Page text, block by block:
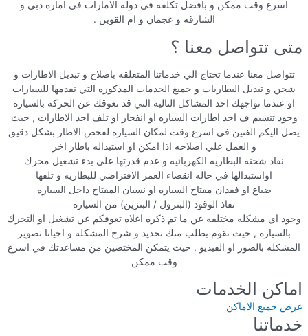
اسرع وقت ممكن و بافضل تكلفه في دوله الامارات في اماره دبي و
الشارقه و عجمان و ام القوين .
متى تتواصل معنا ؟
تتواصل معنا عندما تحتاج الي خدماتنا المتعلقه باصلاح و تبديل الاطارات و
شحن و تبديل البطاريات و جميع الخدمات المذكوره التي نقدمها للسيارات
او عندما تواجهك احد المشاكل التاليه التي قد تعوقك عن الحركه بالسياره
وجود تنسيم ف احد اطارات السياره او انفجار او تلف احد الاطارات , حيث
يصل اليكم الفنين في اسرع وقت لمكان السياره لفحص الاطار بشكل دقيق
و العمل علي اصلاحه اذا امكن او استبداله باطار اخر
نفاذ شحنه البطاريه الكهربائيه و عدم قدرتها علي بدء تشغيل محرك
اواستبدالها في حاله انقضاء العمر الافتراضي للبطاريه و تلفها
ضياع او فقدان مفتاح السياره او نسيان المفتاح داخل السياره
نفاذ الوقود (البترول / البنزين) من السياره
وجود اي مشكله مختلفه عن ما تم ذكره اعلاه تعوقكم عن تشغيل او التحرك
بالسياره , حيث نقوم بطلب منك تحديد و شرح المشكله و احيانا تصوير
المشكله بالصور او الفيديو , حيث يتمكن المختصين من مساعدتك في اسرع
وقت ممكن
اماكن الخدمات
عرض جميع الاماكن
خدماتنا